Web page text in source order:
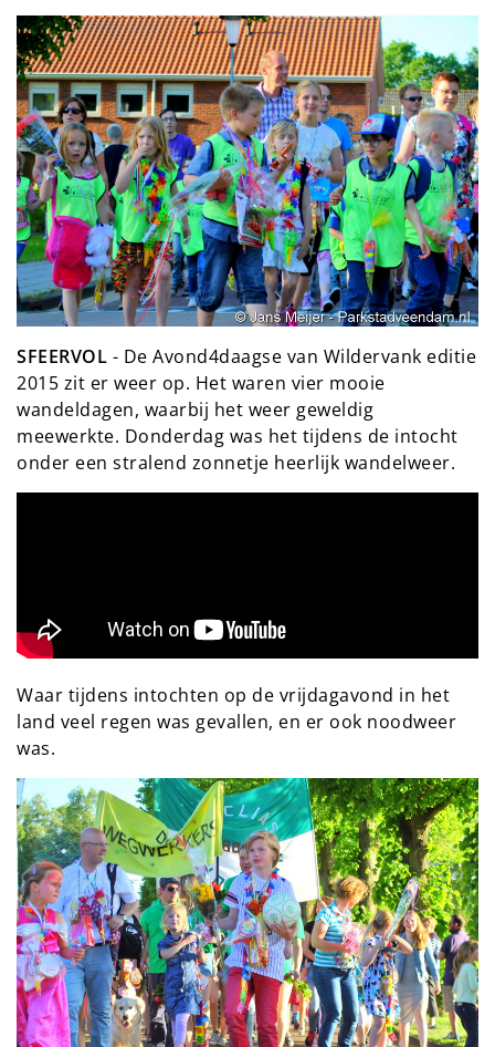
SFEERVOL - De Avond4daagse van Wildervank editie
2015 zit er weer op. Het waren vier mooie
wandeldagen, waarbij het weer geweldig
meewerkte. Donderdag was het tijdens de intocht
onder een stralend zonnetje heerlijk wandelweer.
Waar tijdens intochten op de vrijdagavond in het
land veel regen was gevallen, en er ook noodweer
was.